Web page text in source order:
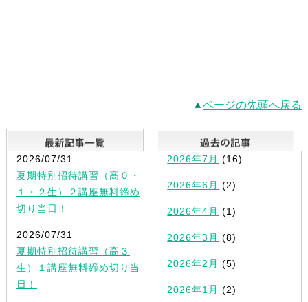
ページの先頭へ戻る
最新記事一覧
2026/07/31
夏期特別招待講習（高０・
１・２生）２講座無料締め
切り当日！
2026/07/31
夏期特別招待講習（高３
生）１講座無料締め切り当
日！
2026年7月 (16)
2026年6月 (2)
2026年4月 (1)
2026年3月 (8)
2026年2月 (5)
2026年1月 (2)